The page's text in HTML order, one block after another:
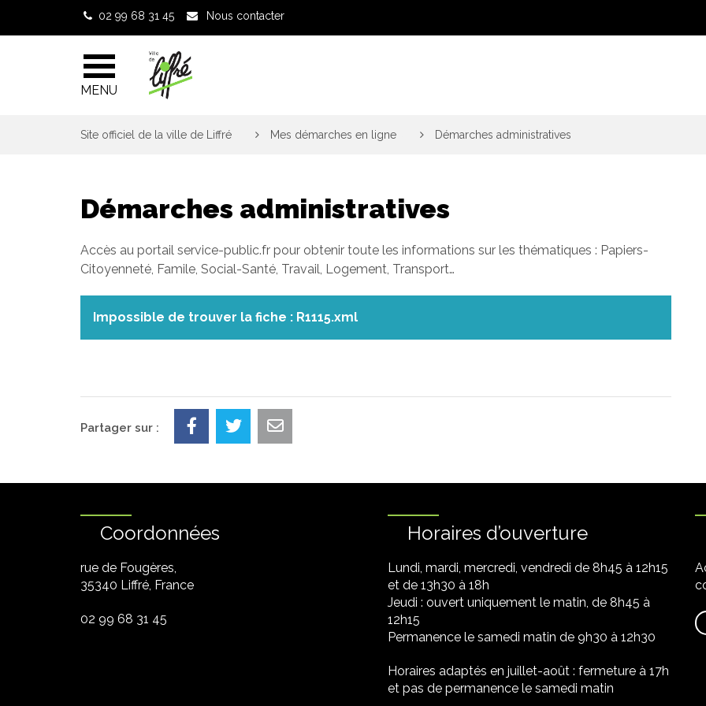
02 99 68 31 45 Nous contacter
MENU
Site officiel de la ville de Liffré Mes démarches en ligne Démarches administratives
Démarches administratives
Accès au portail service-public.fr pour obtenir toute les informations sur les thématiques : Papiers-
Citoyenneté, Famile, Social-Santé, Travail, Logement, Transport…
Impossible de trouver la fiche : R1115.xml
Partager sur :
Coordonnées
rue de Fougères,
35340 Liffré, France
02 99 68 31 45
Horaires d’ouverture
Lundi, mardi, mercredi, vendredi de 8h45 à 12h15
et de 13h30 à 18h
Jeudi : ouvert uniquement le matin, de 8h45 à
12h15
Permanence le samedi matin de 9h30 à 12h30
Horaires adaptés en juillet-août : fermeture à 17h
et pas de permanence le samedi matin